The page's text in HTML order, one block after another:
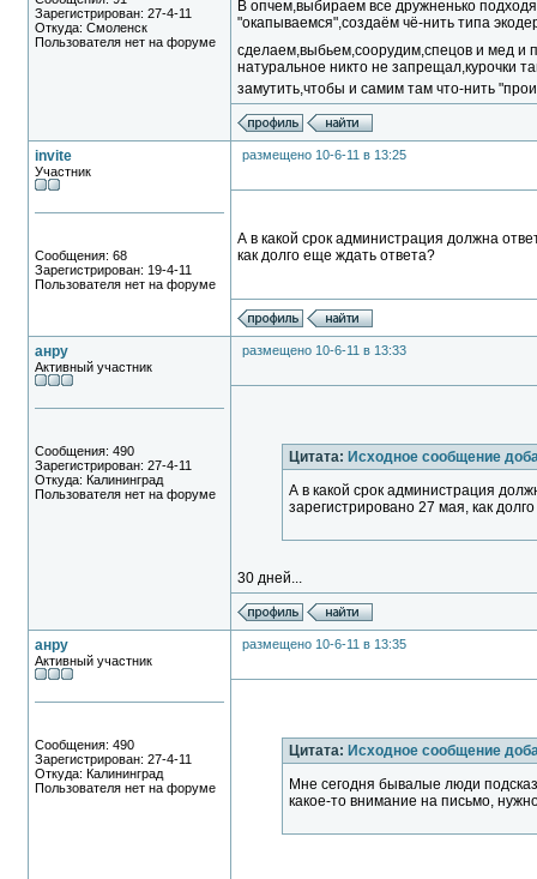
Зарегистрирован: 27-4-11
Откуда: Смоленск
Пользователя нет на форуме
В опчем,выбираем все дружненько
"окапываемся",создаём чё-нить типа
сделаем,выбьем,соорудим,спецов и мед и
натуральное никто не запрещал,курочки
замутить,чтобы и самим там что-нить
invite
Участник
Сообщения: 68
Зарегистрирован: 19-4-11
Пользователя нет на форуме
размещено 10-6-11 в 13:25
А в какой срок администрация должна
как долго еще ждать ответа?
анру
Активный участник
Сообщения: 490
Зарегистрирован: 27-4-11
Откуда: Калининград
Пользователя нет на форуме
размещено 10-6-11 в 13:33
Цитата: Исходное сообщение
А в какой срок администрация
зарегистрировано 27 мая, как
30 дней...
анру
Активный участник
Сообщения: 490
Зарегистрирован: 27-4-11
Откуда: Калининград
Пользователя нет на форуме
размещено 10-6-11 в 13:35
Цитата: Исходное сообщение
Мне сегодня бывалые люди
какое-то внимание на письмо,